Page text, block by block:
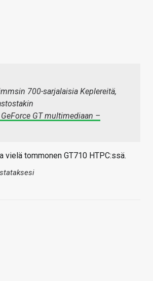
700-sarjalaisia Keplereitä,
GT multimediaan –
vielä tommonen GT710 HTPC:ssä.